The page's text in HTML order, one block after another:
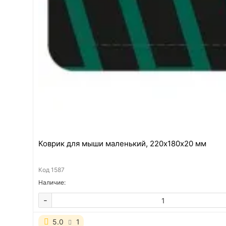
Коврик для мыши маленький, 220х180х20 мм
Код1587
Наличие:
-
5.0 1